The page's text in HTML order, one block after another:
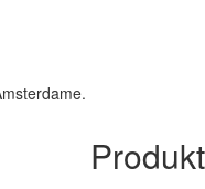
Produkt